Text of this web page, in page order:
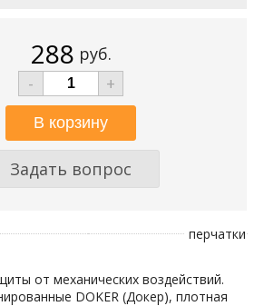
288 руб.
-
+
Задать вопрос
перчатки
от механических воздействий.
DOKER (Докер), плотная